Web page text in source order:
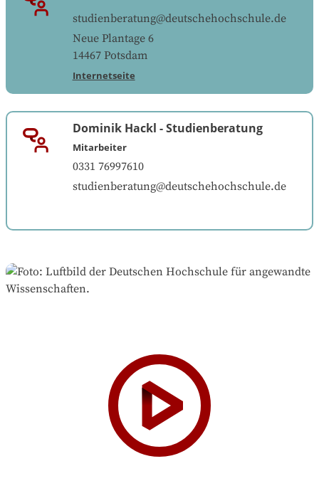
studienberatung@deutschehochschule.de
Neue Plantage 6
14467 Potsdam
Internetseite
Dominik Hackl -Studienberatung
Mitarbeiter
0331 76997610
studienberatung@deutschehochschule.de